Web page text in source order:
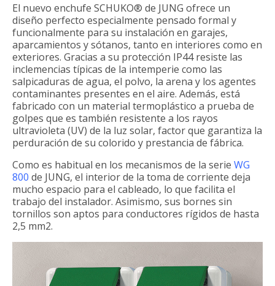
El nuevo enchufe SCHUKO® de JUNG ofrece un
diseño perfecto especialmente pensado formal y
funcionalmente para su instalación en garajes,
aparcamientos y sótanos, tanto en interiores como en
exteriores. Gracias a su protección IP44 resiste las
inclemencias típicas de la intemperie como las
salpicaduras de agua, el polvo, la arena y los agentes
contaminantes presentes en el aire. Además, está
fabricado con un material termoplástico a prueba de
golpes que es también resistente a los rayos
ultravioleta (UV) de la luz solar, factor que garantiza la
perduración de su colorido y prestancia de fábrica.
Como es habitual en los mecanismos de la serie WG
800 de JUNG, el interior de la toma de corriente deja
mucho espacio para el cableado, lo que facilita el
trabajo del instalador. Asimismo, sus bornes sin
tornillos son aptos para conductores rígidos de hasta
2,5 mm2.